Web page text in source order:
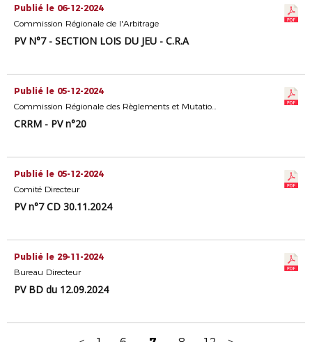
Publié le 06-12-2024
Commission Régionale de l'Arbitrage
PV N°7 - SECTION LOIS DU JEU - C.R.A
Publié le 05-12-2024
Commission Régionale des Règlements et Mutations
CRRM - PV n°20
Publié le 05-12-2024
Comité Directeur
PV n°7 CD 30.11.2024
Publié le 29-11-2024
Bureau Directeur
PV BD du 12.09.2024